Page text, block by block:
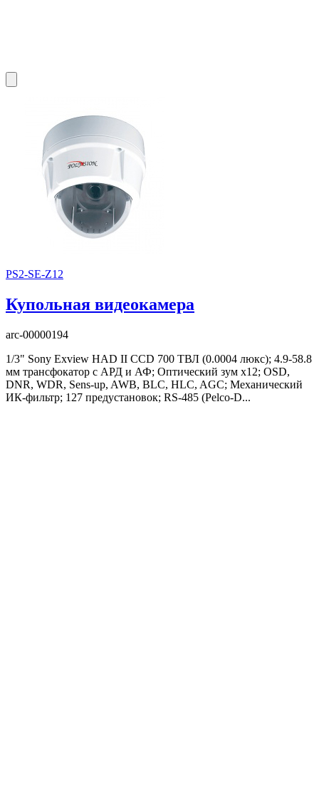
PS2-SE-Z12
Купольная видеокамера
arc-00000194
1/3" Sony Exview HAD II CCD 700 ТВЛ (0.0004 люкс); 4.9-58.8
мм трансфокатор с АРД и АФ; Оптический зум x12; OSD,
DNR, WDR, Sens-up, AWB, BLC, HLC, AGC; Механический
ИК-фильтр; 127 предустановок; RS-485 (Pelco-D...